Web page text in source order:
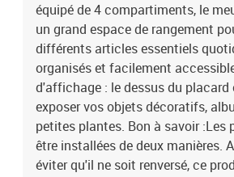
équipé de 4 compartiments, le
un grand espace de rangement
différents articles essentiels
organisés et facilement
d'affichage : le dessus du placard
exposer vos objets décoratifs,
petites plantes. Bon à savoir :Les
être installées de deux manières.
éviter qu'il ne soit renversé, ce